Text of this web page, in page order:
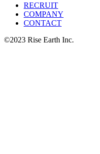
RECRUIT
COMPANY
CONTACT
©2023 Rise Earth Inc.